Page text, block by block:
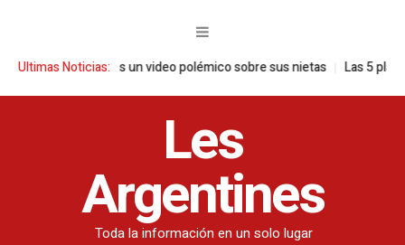
Ultimas Noticias:
pronuncia tras un video polémico sobre sus nietas Las 5 plantas
Les
Argentines
Toda la información en un solo lugar